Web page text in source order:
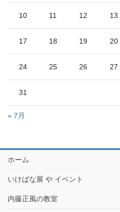
10 11 12 13
17 18 19 20
24 25 26 27
31
« 7月
ホーム
いけばな展 や イベント
内藤正風の教室